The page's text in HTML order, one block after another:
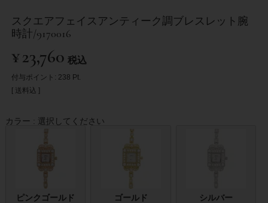
スクエアフェイスアンティーク調ブレスレット腕
時計/9170016
¥23,760 税込
付与ポイント: 238 Pt.
送料込
カラー 選択してください
ピンクゴールド ゴールド シルバー